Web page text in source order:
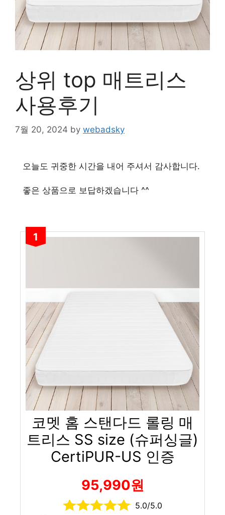
상위 top 매트리스
사용후기
7월 20, 2024 by webadsky
오늘도 귀중한 시간을 내어 주셔서 감사합니다.
좋은 상품으로 보답하겠습니다 ^^
1
코멧 홈 스탠다드 롤링 매
트리스 SS size (슈퍼싱글)
CertiPUR-US 인증
95,990원
5.0/5.0